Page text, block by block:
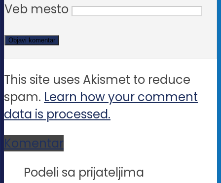
Veb mesto
This site uses Akismet to reduce
spam. Learn how your comment
data is processed.
Komentar
Podeli sa prijateljima